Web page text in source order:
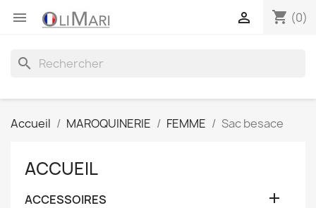
 shopping_cart (0)

search
Accueil MAROQUINERIE FEMME Sac besace
ACCUEIL
ACCESSOIRES 